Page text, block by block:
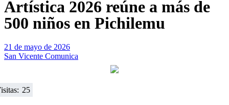
Artística 2026 reúne a más de
500 niños en Pichilemu
21 de mayo de 2026
San Vicente Comunica
25